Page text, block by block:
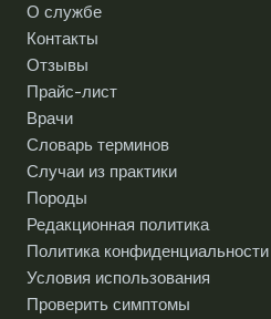
О службе
Контакты
Отзывы
Прайс-лист
Врачи
Словарь терминов
Случаи из практики
Породы
Редакционная политика
Политика конфиденциальности
Условия использования
Проверить симптомы